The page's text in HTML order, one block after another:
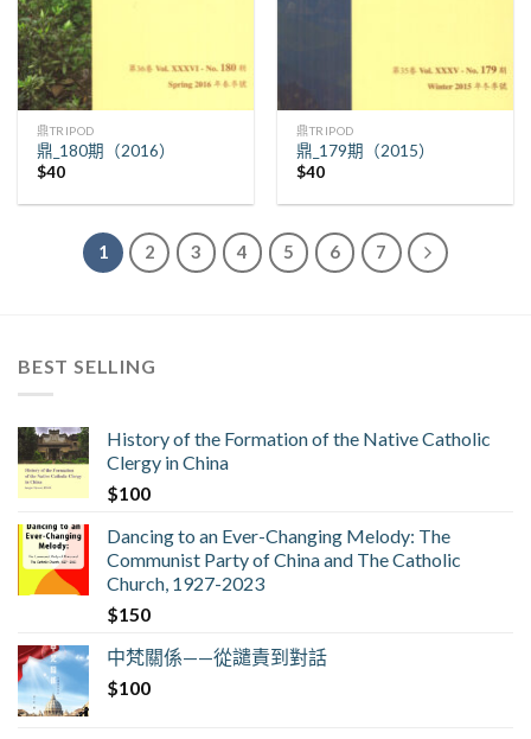
鼎TRIPOD
鼎_180期（2016）
$40
鼎TRIPOD
鼎_179期（2015）
$40
1 2 3 4 5 6 7
BEST SELLING
History of the Formation of the Native Catholic
Clergy in China
$100
Dancing to an Ever-Changing Melody: The
Communist Party of China and The Catholic
Church, 1927-2023
$150
中梵關係——從譴責到對話
$100